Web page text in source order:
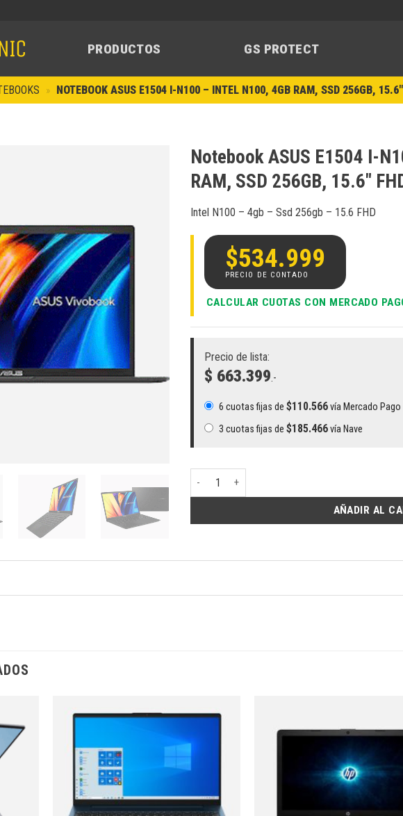
PRODUCTOS GS PROTECT
» NOTEBOOK ASUS E1504 I-N100 – INTEL N100, 4GB RAM, SSD 256GB,
deseos
Notebook ASUS E1504 I-
RAM, SSD 256GB, 15.6″
Intel N100 – 4gb – Ssd 256gb – 15.6 FHD
$534.999
CALCULAR CUOTAS CON MERCADO
Precio de lista:
$ 663.399.-
6 cuotas fijas de $110.566vía Mercado Pago
3 cuotas fijas de $185.466vía Nave
Notebook ASUS E1504 I-N100 - Intel N100, 4GB
AÑADIR AL
Añadir
a la
lista de